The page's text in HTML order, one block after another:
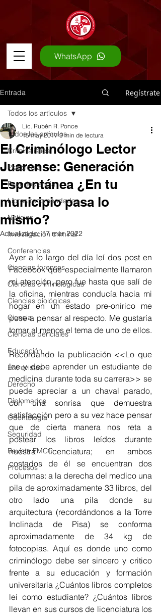
WhatsApp
Entrada Regístrate
Todos los artículos
Criminalística
Psicología
Pseudociencia
Libros recomendados
Noticias
Investigación criminal
Conferencias
Ciencias forenses
Ciencias criminológicas
Ciencias biológicas
Ciencia
Ciencias periciales
Educación
Entrevistas
Derecho
Diplomados
Odontología
Seguridad
Revista FMCC
Procesos
Todos los artículos
El Criminólogo Lector
Juarense: Generación
Espontánea ¿En tu
municipio pasa lo
mismo?
Lic. Rubén R. Ponce
15 may 2017 3 min de lectura
Actualizado:17 mar 2022
Ayer a lo largo del día leí dos post en
Facebook que especialmente llamaron
mi atención, pero fue hasta que salí de
la oficina, mientras conducía hacia mi
hogar en un estado pre-onírico me
puse a pensar al respecto. Me gustaría
tomar al menos el tema de uno de ellos.
Recordando la publicación <<Lo que
lee y debe aprender un estudiante de
medicina durante toda su carrera>> se
puede apreciar a un chaval parado,
con una sonrisa que demuestra
satisfacción pero a su vez hace pensar
que de cierta manera nos reta a
postear los libros leídos durante
nuestra licenciatura; en ambos
costados de él se encuentran dos
columnas: a la derecha del medico una
pila de aproximadamente 33 libros, del
otro lado una pila donde su
arquitectura (recordándonos a la Torre
Inclinada de Pisa) se conforma
aproximadamente de 34 kg de
fotocopias. Aquí es donde uno como
criminólogo debe ser sincero y critico
frente a su educación y formación
universitaria ¿Cuántos libros completos
leí como estudiante? ¿Cuántos libros
llevan en sus cursos de licenciatura los